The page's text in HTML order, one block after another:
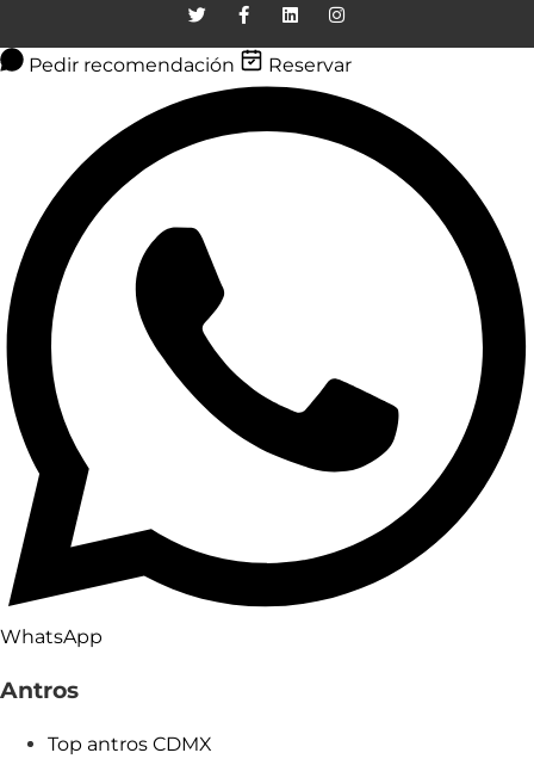
Pedir recomendación Reservar
WhatsApp
Antros
Top antros CDMX